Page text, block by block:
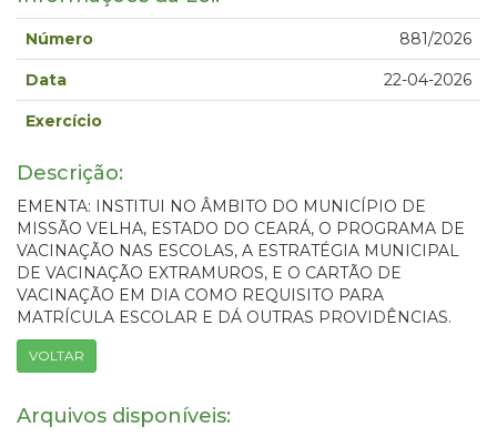
Número 881/2026
Data 22-04-2026
Exercício
Descrição:
EMENTA: INSTITUI NO ÂMBITO DO MUNICÍPIO DE
MISSÃO VELHA, ESTADO DO CEARÁ, O PROGRAMA DE
VACINAÇÃO NAS ESCOLAS, A ESTRATÉGIA MUNICIPAL
DE VACINAÇÃO EXTRAMUROS, E O CARTÃO DE
VACINAÇÃO EM DIA COMO REQUISITO PARA
MATRÍCULA ESCOLAR E DÁ OUTRAS PROVIDÊNCIAS.
VOLTAR
Arquivos disponíveis: